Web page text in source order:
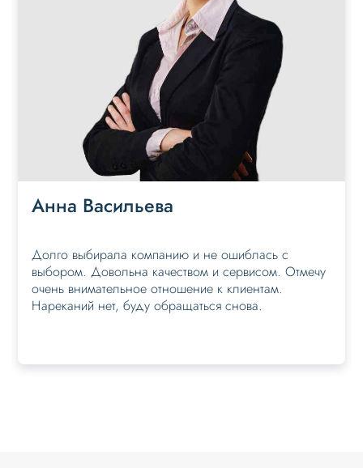
Анна Васильева
Долго выбирала компанию и не ошиблась с
выбором. Довольна качеством и сервисом. Отмечу
очень внимательное отношение к клиентам.
Нареканий нет, буду обращаться снова.